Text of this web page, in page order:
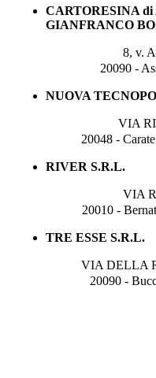
CARTORESINA
GIANFRANCO
8, v.
20090 -
NUOVA
VIA
20048 -
RIVER S.R.L.
VIA
20010 -
TRE ESSE S.R.L.
VIA DELLA
20090 -